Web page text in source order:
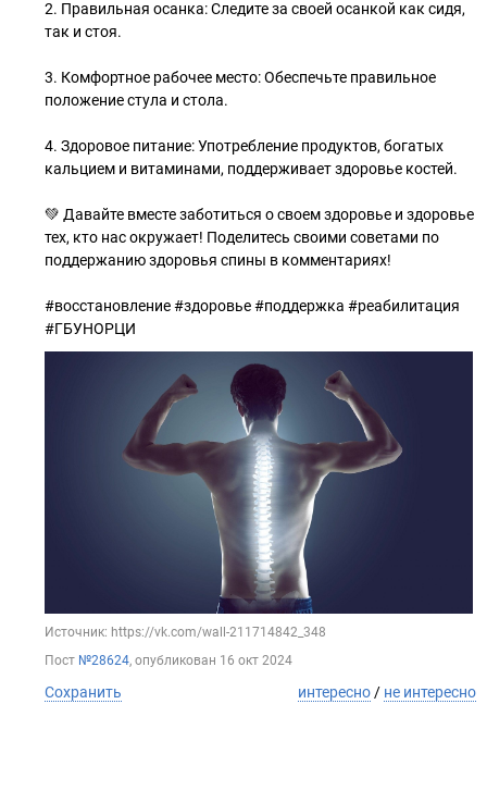
2. Правильная осанка: Следите за своей осанкой как сидя,
так и стоя.
3. Комфортное рабочее место: Обеспечьте правильное
положение стула и стола.
4. Здоровое питание: Употребление продуктов, богатых
кальцием и витаминами, поддерживает здоровье костей.
💚 Давайте вместе заботиться о своем здоровье и здоровье
тех, кто нас окружает! Поделитесь своими советами по
поддержанию здоровья спины в комментариях!
#восстановление #здоровье #поддержка #реабилитация
#ГБУНОРЦИ
Источник: https://vk.com/wall-211714842_348
Пост №28624, опубликован 16 окт 2024
Сохранить интересно / не интересно